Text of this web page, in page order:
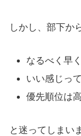
しかし、部下か
なるべく早
いい感じっ
優先順位は
と迷ってしまい